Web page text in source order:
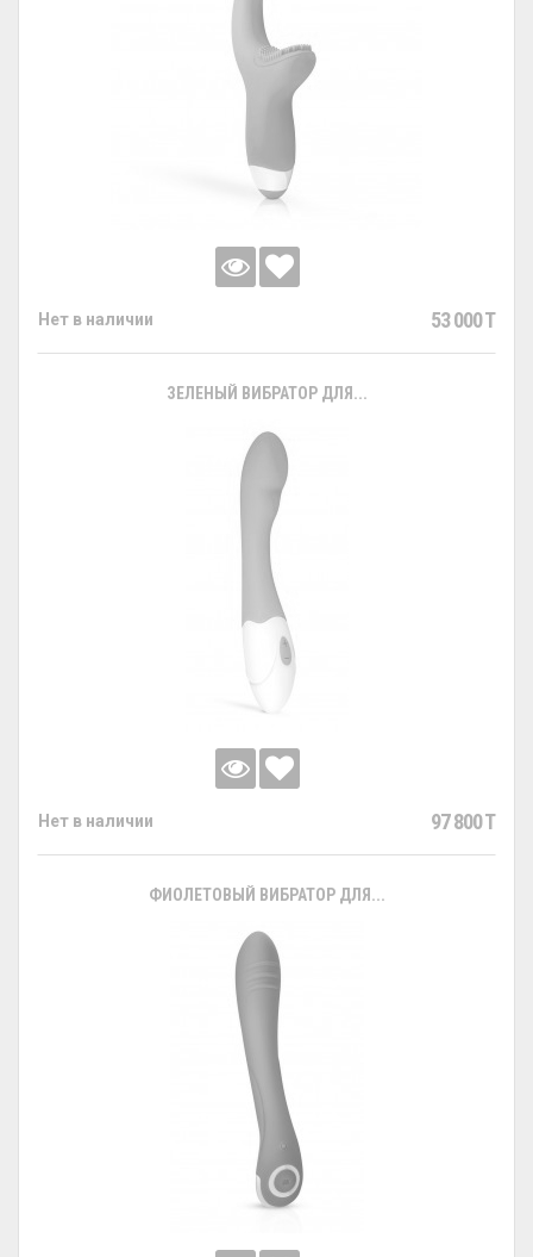
Нет в наличии 53 000 T
ЗЕЛЕНЫЙ ВИБРАТОР ДЛЯ...
Нет в наличии 97 800 T
ФИОЛЕТОВЫЙ ВИБРАТОР ДЛЯ...